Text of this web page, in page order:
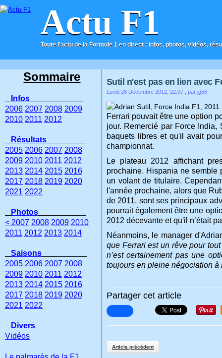
Actu F1
Toute l'actu de la Formule 1 en direct : infos, photos, vidéos,
ACCUEIL CONTACT
Sutil n'est pas en lien avec
Lundi 26 Décembre 2012, 22:07 , par jg56
Ferrari pouvait être une option
jour. Remercié par Force
baquets libres et qu'il avait
championnat.
Le plateau 2012 affichant
prochaine. Hispania ne
un volant de titulaire.
l'année prochaine, alors que
de 2011, sont ses principaux
pourrait également être une
2012 décevante et qu'il n’était
Néanmoins, le manager
que Ferrari est un rêve pour
n’est certainement pas une
toujours en pleine négociation à
Partager cet article
Article précédent
Sommaire
Infos
2006 2007 2008 2009
2010 2011 2012
Résultats
2005 2006 2007 2008
2009 2010 2011 2012
2013 2014 2015 2016
2017 2018 2019 2020
2021 2022
Photos
< 2007 2008 2009 2010
2011 2012 2013 2014
Saisons
2005 2006 2007 2008
2009 2010 2011 2012
2013 2014 2015 2016
2017 2018 2019 2020
2021 2022
Divers
Vidéos